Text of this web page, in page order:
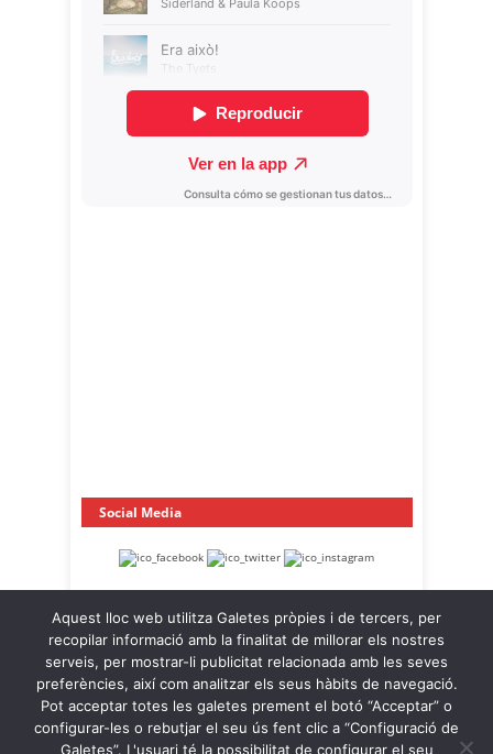
Social Media
OnaCat.Ràdio -- Powered by OnaCat.Ràdio
Aquest lloc web utilitza Galetes pròpies i de tercers, per
recopilar informació amb la finalitat de millorar els nostres
serveis, per mostrar-li publicitat relacionada amb les seves
preferències, així com analitzar els seus hàbits de navegació.
Pot acceptar totes les galetes prement el botó “Acceptar” o
configurar-les o rebutjar el seu ús fent clic a “Configuració de
Galetes”. L'usuari té la possibilitat de configurar el seu